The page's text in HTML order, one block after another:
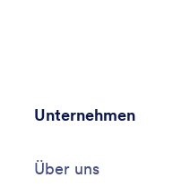
Unternehmen
Über uns